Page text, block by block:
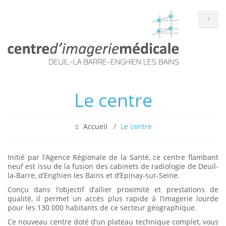
+
Le centre
Accueil Le centre
Initié par l’Agence Régionale de la Santé, ce centre flambant
neuf est issu de la fusion des cabinets de radiologie de Deuil-
la-Barre, d’Enghien les Bains et d’Epinay-sur-Seine.
Conçu dans l’objectif d’allier proximité et prestations de
qualité, il permet un accès plus rapide à l’imagerie lourde
pour les 130 000 habitants de ce secteur géographique.
Ce nouveau centre doté d’un plateau technique complet, vous